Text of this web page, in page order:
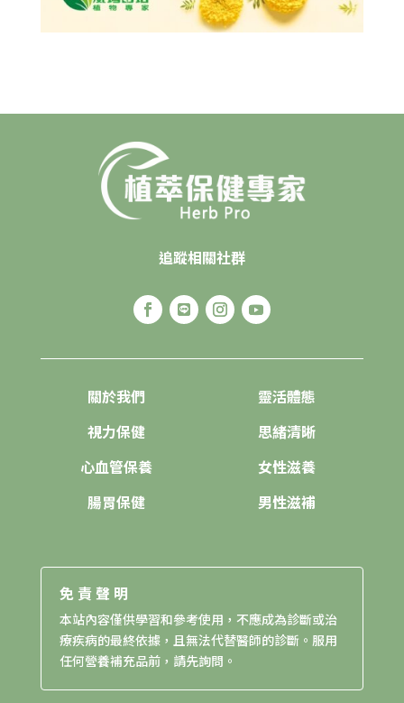
追蹤相關社群
關於我們
視力保健
心血管保養
腸胃保健
靈活體態
思緒清晰
女性滋養
男性滋補
免責聲明
本站內容僅供學習和參考使用，不應成為診斷或治
療疾病的最終依據，且無法代替醫師的診斷。服用
任何營養補充品前，請先詢問。